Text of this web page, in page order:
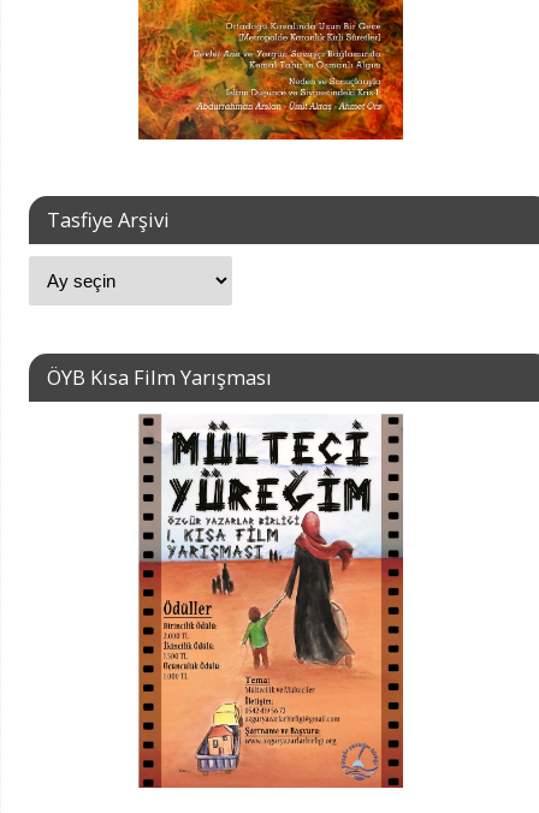
Tasfiye Arşivi
ÖYB Kısa Film Yarışması